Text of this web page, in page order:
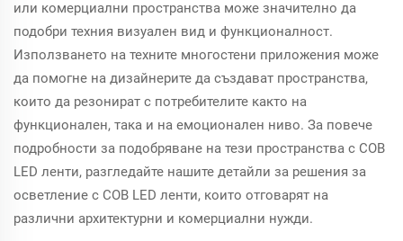
или комерциални пространства може значително да
подобри техния визуален вид и функционалност.
Използването на техните многостени приложения може
да помогне на дизайнерите да създават пространства,
които да резонират с потребителите както на
функционален, така и на емоционален ниво. За повече
подробности за подобряване на тези пространства с COB
LED ленти, разгледайте нашите детайли за решения за
осветление с COB LED ленти, които отговарят на
различни архитектурни и комерциални нужди.